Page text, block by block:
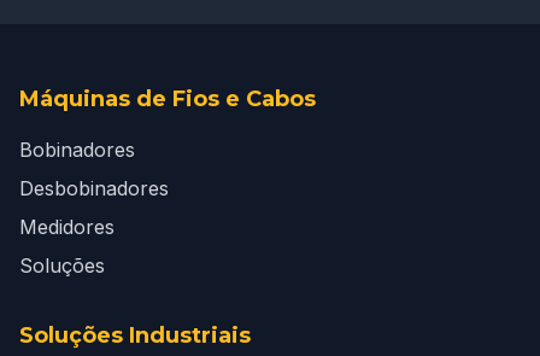
Máquinas de Fios e Cabos
Bobinadores
Desbobinadores
Medidores
Soluções
Soluções Industriais